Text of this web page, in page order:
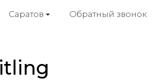
Саратов Обратный звонок